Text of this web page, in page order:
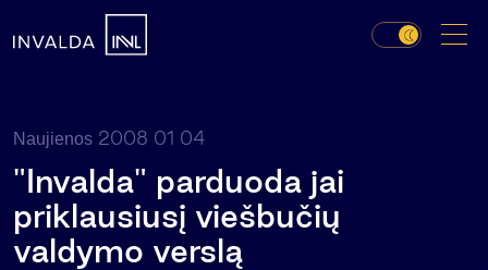
Naujienos 2008 01 04
"Invalda" parduoda jai
priklausiusį viešbučių
valdymo verslą